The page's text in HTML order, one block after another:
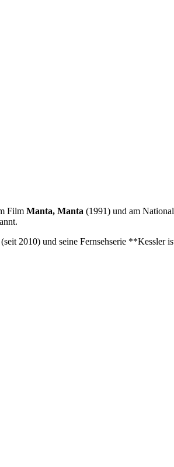
Film Manta, Manta (1991) und am
2010) und seine Fernsehserie **Kessler